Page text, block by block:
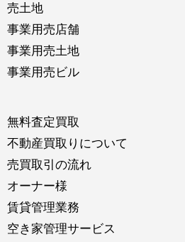
売土地
事業用売店舗
事業用売土地
事業用売ビル
無料査定買取
不動産買取りについて
売買取引の流れ
オーナー様
賃貸管理業務
空き家管理サービス